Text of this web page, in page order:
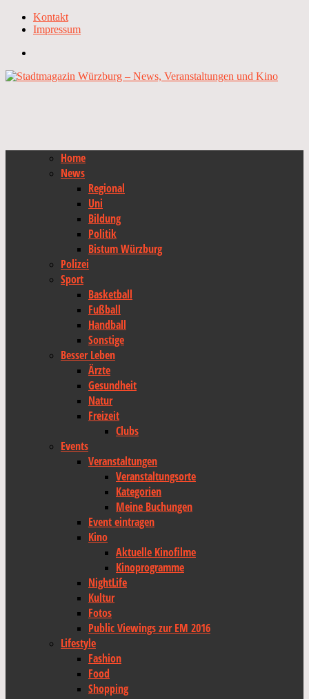
Kontakt
Impressum
Home
News
Regional
Uni
Bildung
Politik
Bistum Würzburg
Polizei
Sport
Basketball
Fußball
Handball
Sonstige
Besser Leben
Ärzte
Gesundheit
Natur
Freizeit
Clubs
Events
Veranstaltungen
Veranstaltungsorte
Kategorien
Meine Buchungen
Event eintragen
Kino
Aktuelle Kinofilme
Kinoprogramme
NightLife
Kultur
Fotos
Public Viewings zur EM 2016
Lifestyle
Fashion
Food
Shopping